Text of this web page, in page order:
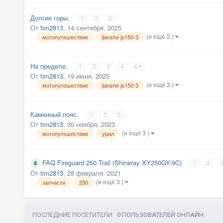
Долгие горы. 1 2 3
От tim2813, 14 сентября, 2025
мотопутешествие jianshe js150-3 (и ещё 2 )
На пределе. 1 2 3 4 6
От tim2813, 19 июня, 2025
мотопутешествие jianshe js150-3 (и ещё 3 )
Каменный пояс. 1 2 3
От tim2813, 30 ноября, 2023
мотопутешествие урал (и ещё 3 )
FAQ Fireguard 250 Trail (Shineray XY250GY-9C) 1 2 3
От tim2813, 28 февраля, 2021
запчасти 250 (и ещё 3 )
ПОСЛЕДНИЕ ПОСЕТИТЕЛИ 0 ПОЛЬЗОВАТЕЛЕЙ ОНЛАЙН